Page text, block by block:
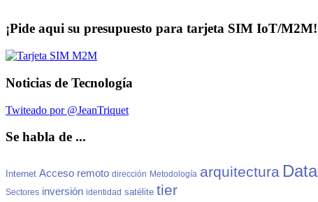
¡Pide aqui su presupuesto para tarjeta SIM IoT/M2M!
Noticias de Tecnología
Twiteado por @JeanTriquet
Se habla de ...
Internet Acceso remoto dirección Metodología arquitectura Data
Sectores inversión identidad satélite tier